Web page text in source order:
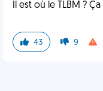
Il est où le TLBM ?
43 9